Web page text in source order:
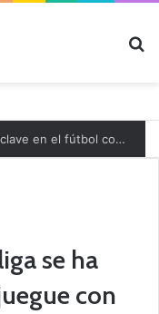
Mercado de Fichajes: Movimientos clave en el fútbol comarcal
se ha
con